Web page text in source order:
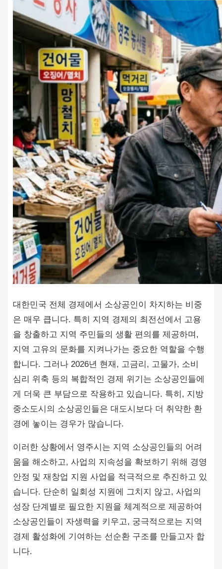
대한민국 전체 경제에서 소상공인이 차지하는 비중
은 매우 큽니다. 특히 지역 경제의 최전선에서 고용
을 창출하고 지역 주민들의 생활 편의를 제공하며,
지역 고유의 문화를 지켜나가는 중요한 역할을 수행
합니다. 그러나 2026년 현재, 고금리, 고물가, 소비
심리 위축 등의 복합적인 경제 위기는 소상공인들에
게 더욱 큰 부담으로 작용하고 있습니다. 특히, 지방
중소도시의 소상공인들은 대도시보다 더 취약한 환
경에 놓이는 경우가 많습니다.
이러한 상황에서 영주시는 지역 소상공인들의 어려
움을 해소하고, 사업의 지속성을 확보하기 위해 경영
안정 및 재창업 지원 사업을 적극적으로 추진하고 있
습니다. 단순히 일회성 지원에 그치지 않고, 사업의
성장 단계별로 필요한 지원을 체계적으로 제공하여
소상공인들이 자생력을 키우고, 궁극적으로는 지역
경제 활성화에 기여하는 선순환 구조를 만들고자 합
니다.